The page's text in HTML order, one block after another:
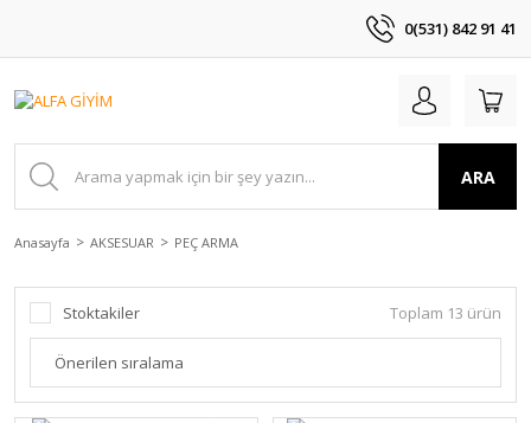
0(531) 842 91 41
ARA
Anasayfa AKSESUAR PEÇ ARMA
Stoktakiler Toplam 13 ürün